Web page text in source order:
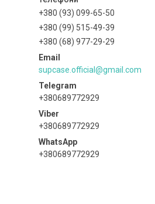
+380 (93) 099-65-50
+380 (99) 515-49-39
+380 (68) 977-29-29
supcase.official@gmail.com
+380689772929
+380689772929
+380689772929